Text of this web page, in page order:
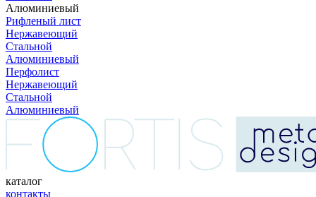
Алюминиевый
Рифленый лист
Нержавеющий
Стальной
Алюминиевый
Перфолист
Нержавеющий
Стальной
Алюминиевый
каталог
контакты